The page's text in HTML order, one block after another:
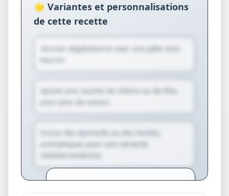
🌟 Variantes et personnalisations
de cette recette
Version végétalienne avec une pâte sans
beurre.
Ajoute une couche de chèvre ou de feta
pour plus de saveur.
Inclue des épinards ou des herbes
aromatiques pour une variante
méditerranéenne.
Créez votre compte pour générer
des variantes personnalisées et des